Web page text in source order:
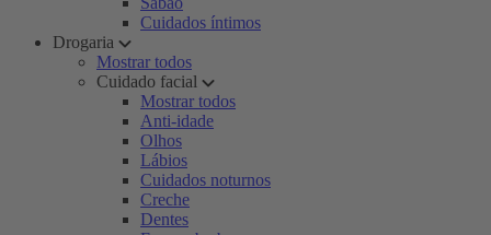
Cuidados íntimos
Drogaria
Mostrar todos
Cuidado facial
Mostrar todos
Anti-idade
Olhos
Lábios
Cuidados noturnos
Creche
Dentes